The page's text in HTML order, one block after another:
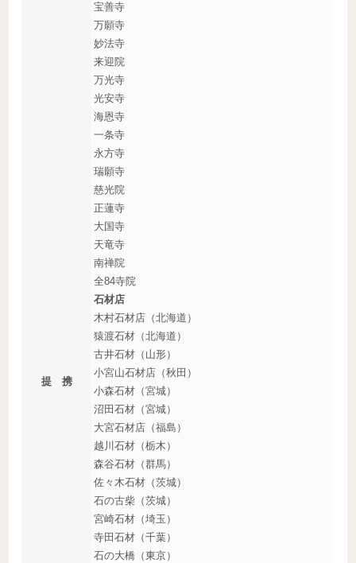
提 携
宝善寺
万願寺
妙法寺
来迎院
万光寺
光安寺
海恩寺
一条寺
永方寺
瑞願寺
慈光院
正蓮寺
大国寺
天竜寺
南禅院
全84寺院
石材店
木村石材店（北海道）
猿渡石材（北海道）
古井石材（山形）
小宮山石材店（秋田）
小森石材（宮城）
沼田石材（宮城）
大宮石材店（福島）
越川石材（栃木）
森谷石材（群馬）
佐々木石材（茨城）
石の古柴（茨城）
宮崎石材（埼玉）
寺田石材（千葉）
石の大橋（東京）